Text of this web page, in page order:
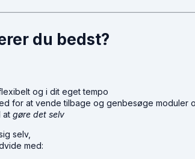
du bedst?
og i dit eget tempo
for at vende tilbage og genbesøge moduler
at gøre det selv
selv,
med: